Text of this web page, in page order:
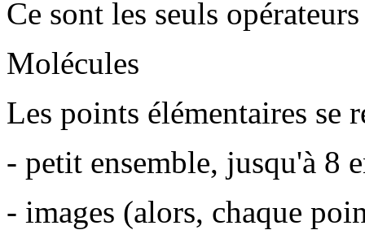
Ce sont les seuls
Molécules
Les points élémentaires se
- petit ensemble, jusqu'à 8
- images (alors, chaque